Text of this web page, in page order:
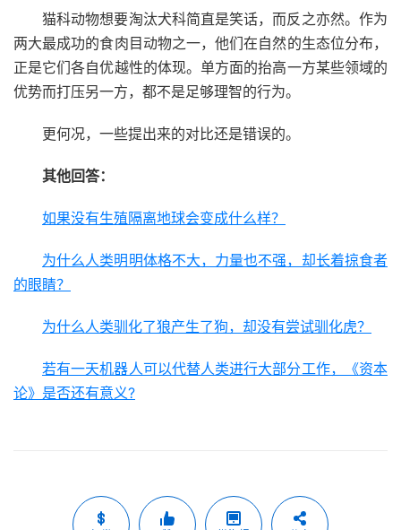
猫科动物想要淘汰犬科简直是笑话，而反之亦然。作为
两大最成功的食肉目动物之一，他们在自然的生态位分布，
正是它们各自优越性的体现。单方面的抬高一方某些领域的
优势而打压另一方，都不是足够理智的行为。
更何况，一些提出来的对比还是错误的。
其他回答：
如果没有生殖隔离地球会变成什么样？
为什么人类明明体格不大，力量也不强，却长着掠食者
的眼睛？
为什么人类驯化了狼产生了狗，却没有尝试驯化虎？
若有一天机器人可以代替人类进行大部分工作，《资本
论》是否还有意义?